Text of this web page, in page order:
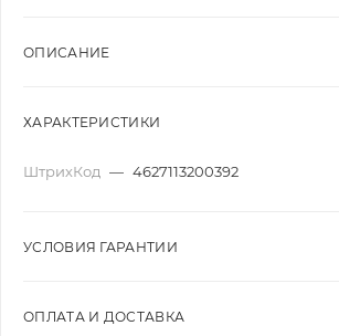
ОПИСАНИЕ
ХАРАКТЕРИСТИКИ
ШтрихКод — 4627113200392
УСЛОВИЯ ГАРАНТИИ
ОПЛАТА И ДОСТАВКА